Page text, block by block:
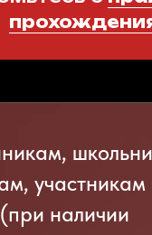
посещают
месяц